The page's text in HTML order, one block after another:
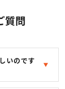
質問
いのです